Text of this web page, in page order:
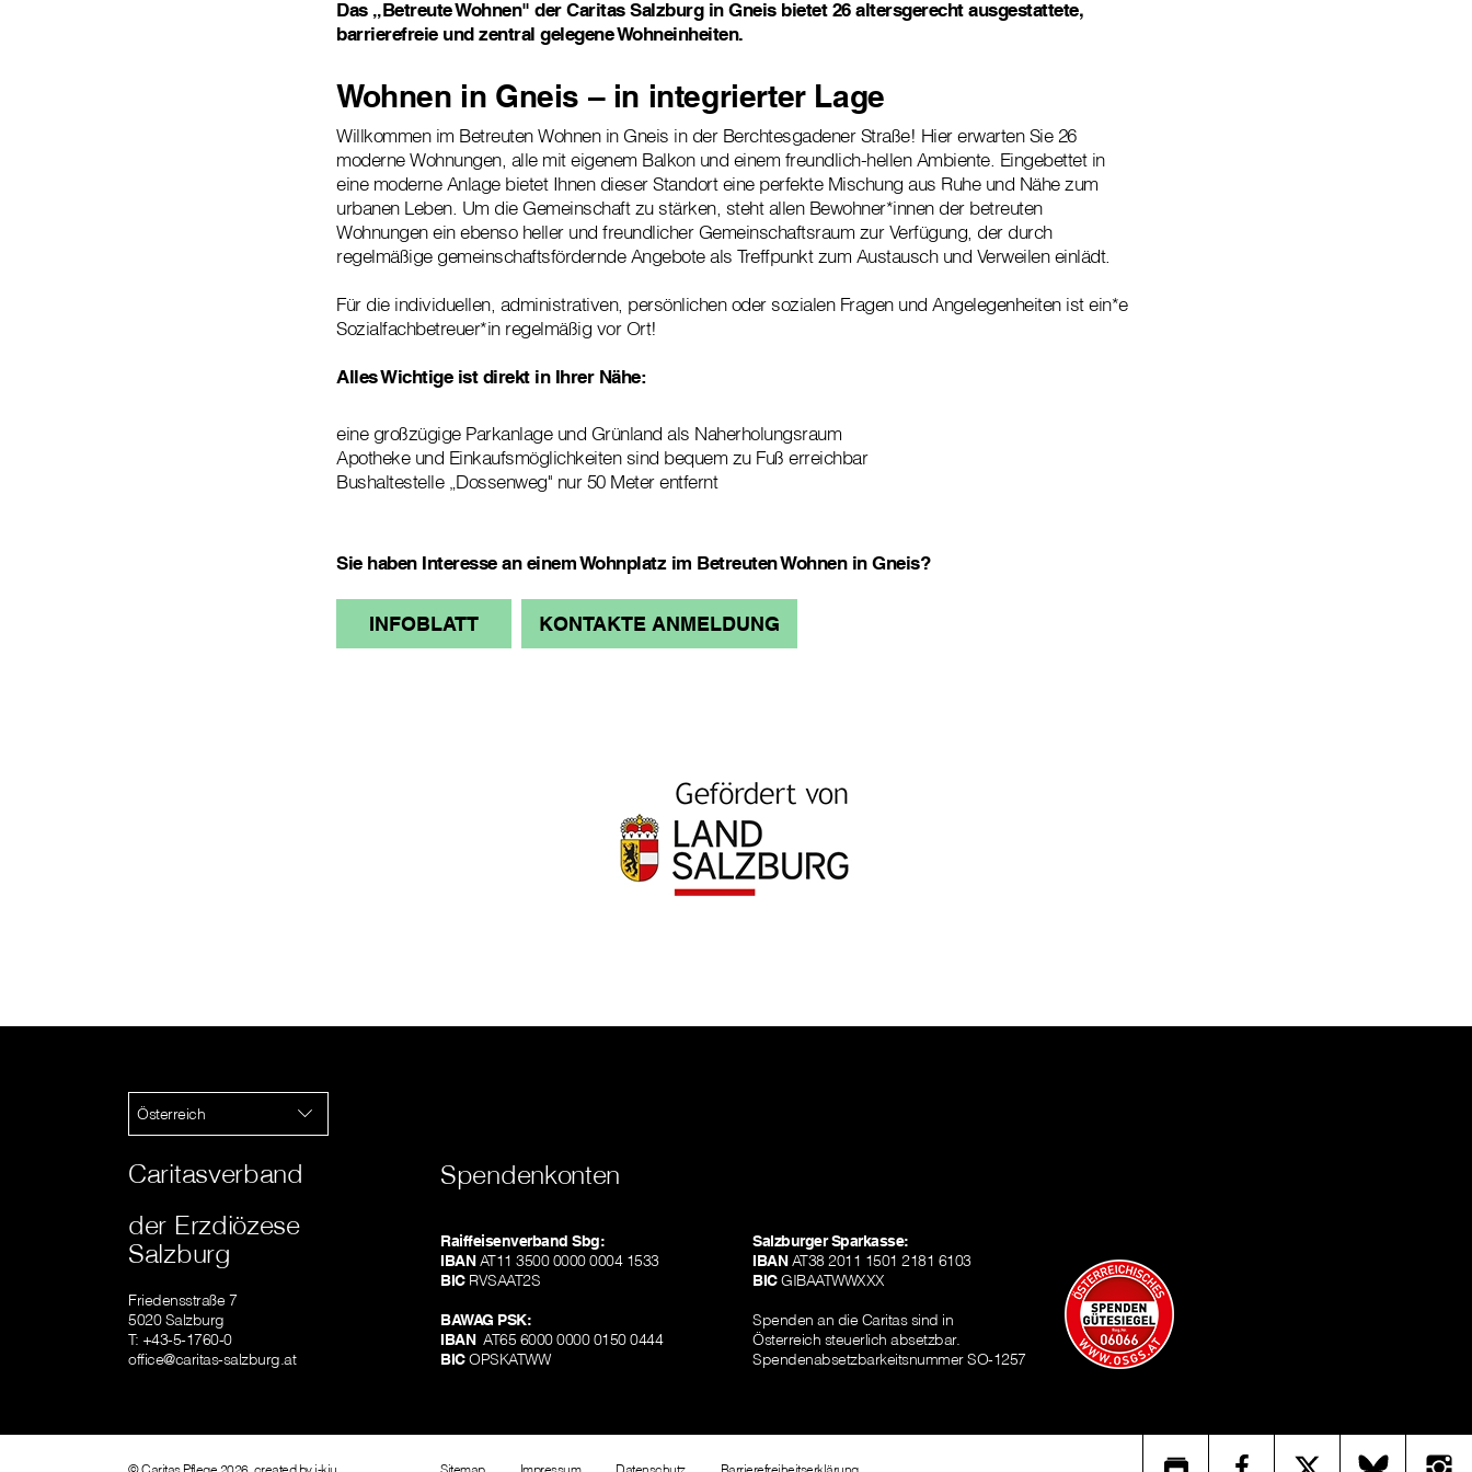
Das „Betreute Wohnen" der Caritas Salzburg in Gneis bietet 26 altersgerecht ausgestattete,
barrierefreie und zentral gelegene Wohneinheiten.
Wohnen in Gneis – in integrierter Lage
Willkommen im Betreuten Wohnen in Gneis in der Berchtesgadener Straße! Hier erwarten Sie 26
moderne Wohnungen, alle mit eigenem Balkon und einem freundlich-hellen Ambiente. Eingebettet in
eine moderne Anlage bietet Ihnen dieser Standort eine perfekte Mischung aus Ruhe und Nähe zum
urbanen Leben. Um die Gemeinschaft zu stärken, steht allen Bewohner*innen der betreuten
Wohnungen ein ebenso heller und freundlicher Gemeinschaftsraum zur Verfügung, der durch
regelmäßige gemeinschaftsfördernde Angebote als Treffpunkt zum Austausch und Verweilen einlädt.
Für die individuellen, administrativen, persönlichen oder sozialen Fragen und Angelegenheiten ist ein*e
Sozialfachbetreuer*in regelmäßig vor Ort!
Alles Wichtige ist direkt in Ihrer Nähe:
eine großzügige Parkanlage und Grünland als Naherholungsraum
Apotheke und Einkaufsmöglichkeiten sind bequem zu Fuß erreichbar
Bushaltestelle „Dossenweg" nur 50 Meter entfernt
Sie haben Interesse an einem Wohnplatz im Betreuten Wohnen in Gneis?
INFOBLATT KONTAKTE ANMELDUNG
Österreich
Caritasverband
der Erzdiözese
Salzburg
Friedensstraße 7
5020 Salzburg
T: +43-5-1760-0
office@caritas-salzburg.at
Spendenkonten
Raiffeisenverband Sbg:
IBANAT11 3500 0000 0004 1533
BICRVSAAT2S
BAWAG PSK:
IBANAT65 6000 0000 0150 0444
BICOPSKATWW
Salzburger Sparkasse:
IBANAT38 2011 1501 2181 6103
BICGIBAATWWXXX
Spenden an die Caritas sind in
Österreich steuerlich absetzbar.
Spendenabsetzbarkeitsnummer SO-1257